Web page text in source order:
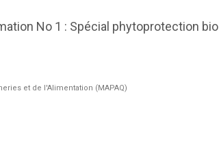
No 1 : Spécial phytoprotection bio
et de l'Alimentation (MAPAQ)